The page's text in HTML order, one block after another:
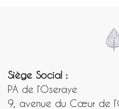
Siège Social :
PA de l’Oseraye
9, avenue du Cœur de